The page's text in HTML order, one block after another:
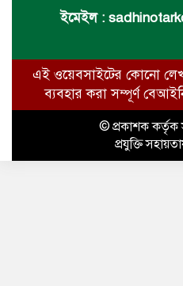
ইমেইল :
এই ওয়েবসাইটের কোনো
ব্যবহার করা সম্পূর্ণ
© প্রকাশক কর্তৃক
প্রযুক্তি